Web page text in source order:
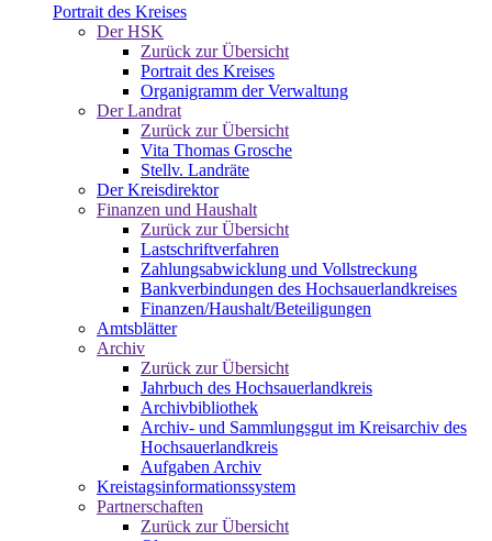
Portrait des Kreises
Der HSK
Zurück zur Übersicht
Portrait des Kreises
Organigramm der Verwaltung
Der Landrat
Zurück zur Übersicht
Vita Thomas Grosche
Stellv. Landräte
Der Kreisdirektor
Finanzen und Haushalt
Zurück zur Übersicht
Lastschriftverfahren
Zahlungsabwicklung und Vollstreckung
Bankverbindungen des Hochsauerlandkreises
Finanzen/Haushalt/Beteiligungen
Amtsblätter
Archiv
Zurück zur Übersicht
Jahrbuch des Hochsauerlandkreis
Archivbibliothek
Archiv- und Sammlungsgut im Kreisarchiv des
Hochsauerlandkreis
Aufgaben Archiv
Kreistagsinformationssystem
Partnerschaften
Zurück zur Übersicht